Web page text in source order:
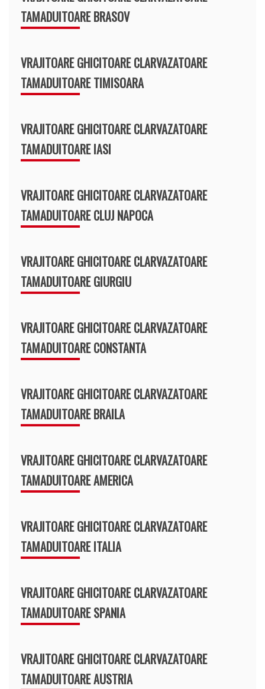
TAMADUITOARE BRASOV
VRAJITOARE GHICITOARE CLARVAZATOARE
TAMADUITOARE TIMISOARA
VRAJITOARE GHICITOARE CLARVAZATOARE
TAMADUITOARE IASI
VRAJITOARE GHICITOARE CLARVAZATOARE
TAMADUITOARE CLUJ NAPOCA
VRAJITOARE GHICITOARE CLARVAZATOARE
TAMADUITOARE GIURGIU
VRAJITOARE GHICITOARE CLARVAZATOARE
TAMADUITOARE CONSTANTA
VRAJITOARE GHICITOARE CLARVAZATOARE
TAMADUITOARE BRAILA
VRAJITOARE GHICITOARE CLARVAZATOARE
TAMADUITOARE AMERICA
VRAJITOARE GHICITOARE CLARVAZATOARE
TAMADUITOARE ITALIA
VRAJITOARE GHICITOARE CLARVAZATOARE
TAMADUITOARE SPANIA
VRAJITOARE GHICITOARE CLARVAZATOARE
TAMADUITOARE AUSTRIA